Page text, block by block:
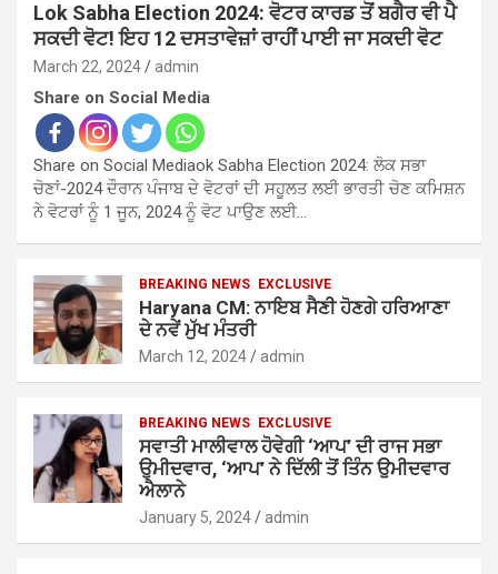
Lok Sabha Election 2024: ਵੋਟਰ ਕਾਰਡ ਤੋਂ ਬਗੈਰ ਵੀ ਪੈ
ਸਕਦੀ ਵੋਟ! ਇਹ 12 ਦਸਤਾਵੇਜ਼ਾਂ ਰਾਹੀਂ ਪਾਈ ਜਾ ਸਕਦੀ ਵੋਟ
March 22, 2024 admin
Share on Social Media
Share on Social Mediaok Sabha Election 2024: ਲੋਕ ਸਭਾ
ਚੋਣਾਂ-2024 ਦੌਰਾਨ ਪੰਜਾਬ ਦੇ ਵੋਟਰਾਂ ਦੀ ਸਹੂਲਤ ਲਈ ਭਾਰਤੀ ਚੋਣ ਕਮਿਸ਼ਨ
ਨੇ ਵੋਟਰਾਂ ਨੂੰ 1 ਜੂਨ, 2024 ਨੂੰ ਵੋਟ ਪਾਉਣ ਲਈ…
BREAKING NEWS EXCLUSIVE
Haryana CM: ਨਾਇਬ ਸੈਣੀ ਹੋਣਗੇ ਹਰਿਆਣਾ
ਦੇ ਨਵੇਂ ਮੁੱਖ ਮੰਤਰੀ
March 12, 2024 admin
BREAKING NEWS EXCLUSIVE
ਸਵਾਤੀ ਮਾਲੀਵਾਲ ਹੋਵੇਗੀ ‘ਆਪ’ ਦੀ ਰਾਜ ਸਭਾ
ਉਮੀਦਵਾਰ, ‘ਆਪ’ ਨੇ ਦਿੱਲੀ ਤੋਂ ਤਿੰਨ ਉਮੀਦਵਾਰ
ਐਲਾਨੇ
January 5, 2024 admin